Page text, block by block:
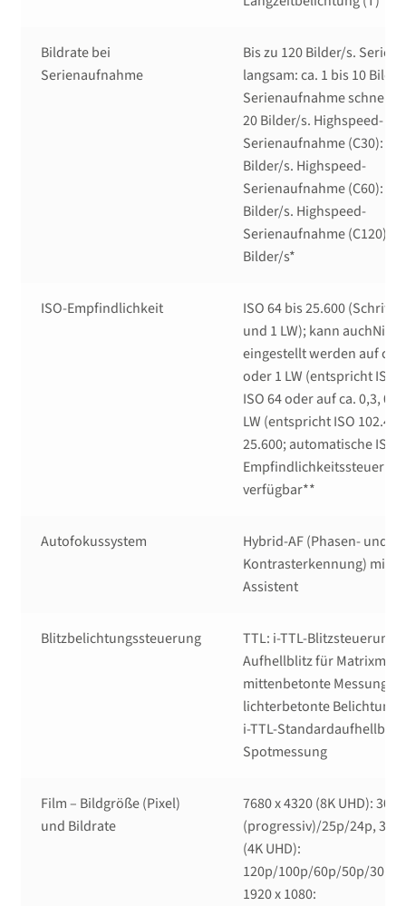
Bildrate bei
Serienaufnahme
Bis zu 120 Bilder/s.
langsam: ca. 1 bis 10
Serienaufnahme schnell:
20 Bilder/s. Highspeed-
Serienaufnahme (C30): ca.
Bilder/s. Highspeed-
Serienaufnahme (C60): ca.
Bilder/s. Highspeed-
Serienaufnahme (C120):
Bilder/s*
ISO-Empfindlichkeit
ISO 64 bis 25.600
und 1 LW); kann
eingestellt werden auf ca.
oder 1 LW (entspricht ISO
ISO 64 oder auf ca. 0,3,
LW (entspricht ISO
25.600; automatische ISO-
verfügbar**
Autofokussystem
Hybrid-AF (Phasen- und
Kontrasterkennung) mit
Assistent
Blitzbelichtungssteuerung
TTL: i-TTL-Blitzsteuerung,
Aufhellblitz für
mittenbetonte Messung
lichterbetonte
i-TTL-
Spotmessung
Film – Bildgröße (Pixel)
und Bildrate
7680 x 4320 (8K UHD): 30p
(progressiv)/25p/24p,
(4K UHD):
120p/100p/60p/50p/30p/
1920 x 1080: